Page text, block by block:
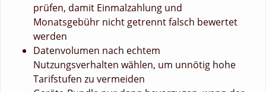
prüfen, damit Einmalzahlung und
Monatsgebühr nicht getrennt falsch bewertet
werden
Datenvolumen nach echtem
Nutzungsverhalten wählen, um unnötig hohe
Tarifstufen zu vermeiden